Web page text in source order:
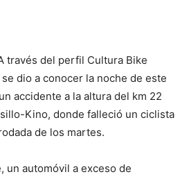
través del perfil Cultura Bike
dio a conocer la noche de este
accidente a la altura del km 22
Kino, donde falleció un ciclista
de los martes.
un automóvil a exceso de